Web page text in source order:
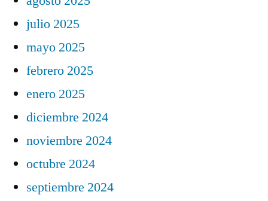
julio 2025
mayo 2025
febrero 2025
enero 2025
diciembre 2024
noviembre 2024
octubre 2024
septiembre 2024